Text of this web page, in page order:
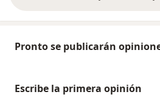
Pronto se publicarán
Escribe la primera opinión